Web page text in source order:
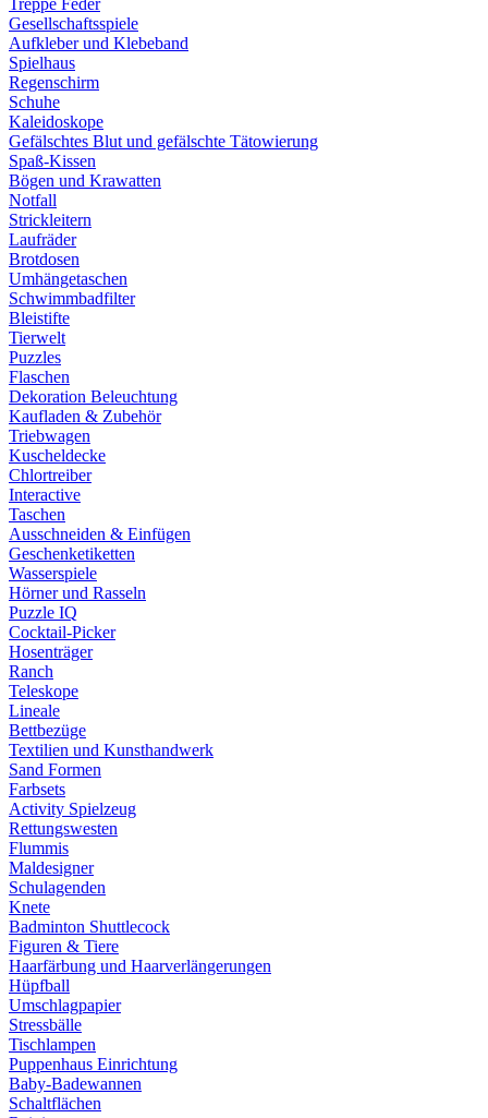
Treppe Feder
Gesellschaftsspiele
Aufkleber und Klebeband
Spielhaus
Regenschirm
Schuhe
Kaleidoskope
Gefälschtes Blut und gefälschte Tätowierung
Spaß-Kissen
Bögen und Krawatten
Notfall
Strickleitern
Laufräder
Brotdosen
Umhängetaschen
Schwimmbadfilter
Bleistifte
Tierwelt
Puzzles
Flaschen
Dekoration Beleuchtung
Kaufladen & Zubehör
Triebwagen
Kuscheldecke
Chlortreiber
Interactive
Taschen
Ausschneiden & Einfügen
Geschenketiketten
Wasserspiele
Hörner und Rasseln
Puzzle IQ
Cocktail-Picker
Hosenträger
Ranch
Teleskope
Lineale
Bettbezüge
Textilien und Kunsthandwerk
Sand Formen
Farbsets
Activity Spielzeug
Rettungswesten
Flummis
Maldesigner
Schulagenden
Knete
Badminton Shuttlecock
Figuren & Tiere
Haarfärbung und Haarverlängerungen
Hüpfball
Umschlagpapier
Stressbälle
Tischlampen
Puppenhaus Einrichtung
Baby-Badewannen
Schaltflächen